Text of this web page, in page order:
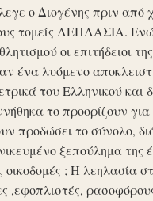
ο Διογένης πριν από
τομείς ΛΕΗΛΑΣΙΑ. Ενώ
οι επιτήδειοι
ένα λυόμενο
του Ελληνικού
το προορίζουν για
προδώσει το σύνολο,
ξεπούλημα της
οικοδομές ; Η
,εφοπλιστές,